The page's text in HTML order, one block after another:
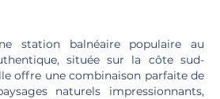
station balnéaire populaire au
située sur la côte sud-
offre une combinaison parfaite de
naturels impressionnants,